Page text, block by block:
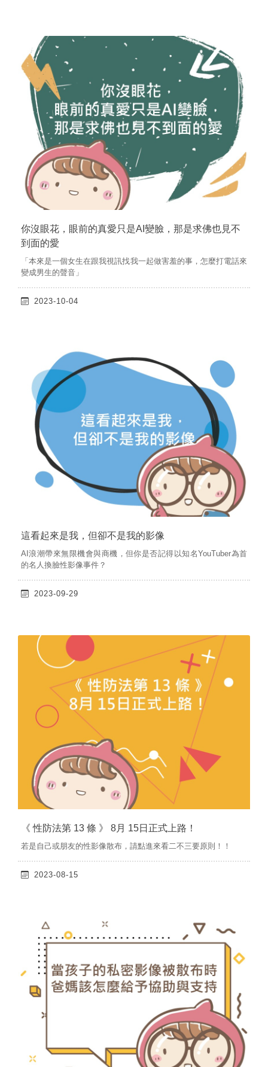
你沒眼花，眼前的真愛只是AI變臉，那是求佛也見不
到面的愛
「本來是一個女生在跟我視訊找我一起做害羞的事，怎麼打電話來
變成男生的聲音」
2023-10-04
這看起來是我，但卻不是我的影像
AI浪潮帶來無限機會與商機，但你是否記得以知名YouTuber為首
的名人換臉性影像事件？
2023-09-29
《 性防法第 13 條 》 8月 15日正式上路！
若是自己或朋友的性影像散布，請點進來看二不三要原則！！
2023-08-15